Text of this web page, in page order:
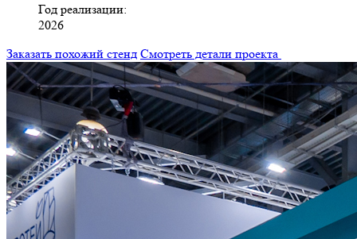
Год реализации:
2026
Заказать похожий стенд Смотреть детали проекта